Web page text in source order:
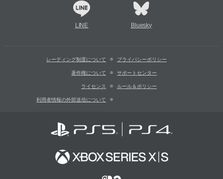
LINE Bluesky
レーティング制度について プライバシーポリシー
著作権について サポートセンター
ライセンス ルール＆ポリシー
利用者情報の外部送信について